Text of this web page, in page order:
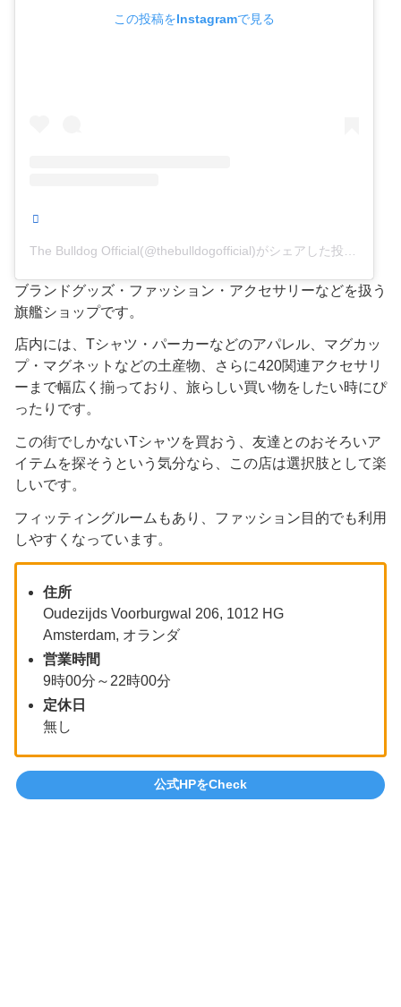
この投稿をInstagramで見る
ブランドグッズ・ファッション・アクセサリーなどを扱う
旗艦ショップです。
店内には、Tシャツ・パーカーなどのアパレル、マグカッ
プ・マグネットなどの土産物、さらに420関連アクセサリ
ーまで幅広く揃っており、旅らしい買い物をしたい時にぴ
ったりです。
この街でしかないTシャツを買おう、友達とのおそろいア
イテムを探そうという気分なら、この店は選択肢として楽
しいです。
フィッティングルームもあり、ファッション目的でも利用
しやすくなっています。
住所
Oudezijds Voorburgwal 206, 1012 HG
Amsterdam, オランダ
営業時間
9時00分～22時00分
定休日
無し
公式HPをCheck